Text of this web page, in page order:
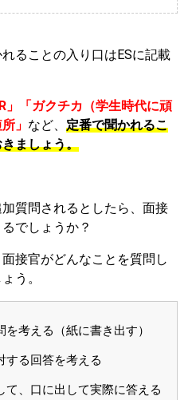
ることの入り口はESに記載
」「ガクチカ（学生時代に頑
」 など、 定番で聞かれるこ
ましょう。
質問されるとしたら、面接
でしょうか？
接官がどんなことを質問し
う。
考える（紙に書き出す）
る回答を考える
、口に出して実際に答える